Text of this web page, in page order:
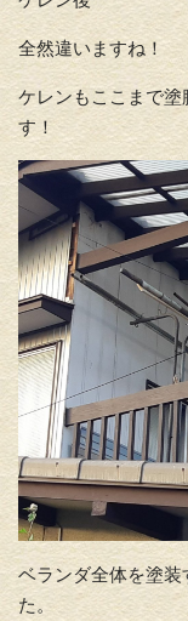
全然違いますね！
ケレンもここまで塗
す！
ベランダ全体を塗
た。